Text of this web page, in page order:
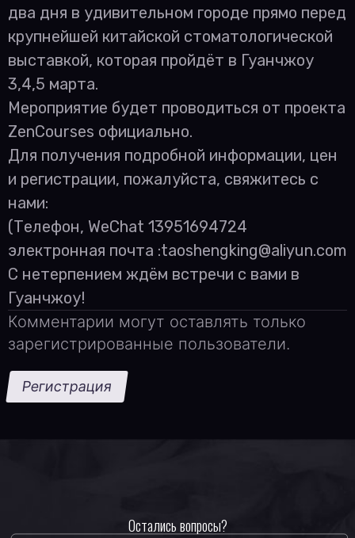
два дня в удивительном городе прямо перед
крупнейшей китайской стоматологической
выставкой, которая пройдёт в Гуанчжоу
3,4,5 марта.
Мероприятие будет проводиться от проекта
ZenCourses официально.
Для получения подробной информации, цен
и регистрации, пожалуйста, свяжитесь с
нами:
(Телефон, WeChat 13951694724
электронная почта :taoshengking@aliyun.com
С нетерпением ждём встречи с вами в
Гуанчжоу!
Комментарии могут оставлять только
зарегистрированные пользователи.
Регистрация
Остались вопросы?